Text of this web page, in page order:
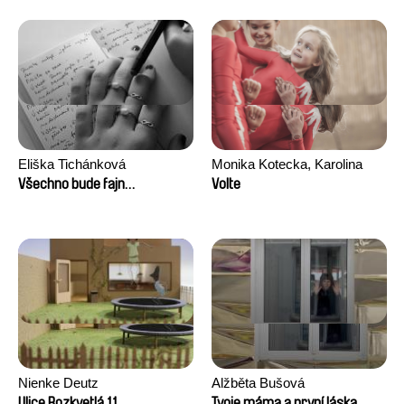
Eliška Tichánková
Všechno bude fajn…
Monika Kotecka, Karolina
Poryzała
Volte
Nienke Deutz
Alžběta Bušová